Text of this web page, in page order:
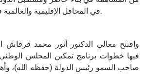
في المحافل الإقليمية والعالمية في الحاضر والمستقبل.
وافتتح معالي الدكتور أنور محمد قرقاش
فيها خطوات برنامج تمكين المجلس الوطني
صاحب السمو رئيس الدولة (حفظه الله)،